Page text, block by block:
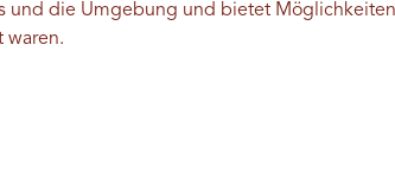
und die Umgebung und bietet
waren.